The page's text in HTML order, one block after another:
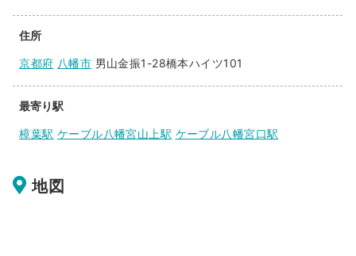
住所
京都府 八幡市 男山金振1-28橋本ハイツ101
最寄り駅
樟葉駅 ケーブル八幡宮山上駅 ケーブル八幡宮口駅
地図